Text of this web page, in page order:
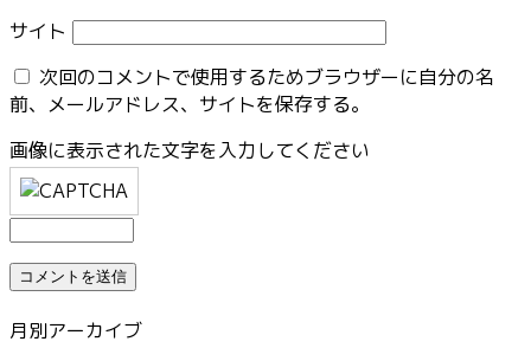
サイト
次回のコメントで使用するためブラウザーに自分の名
前、メールアドレス、サイトを保存する。
画像に表示された文字を入力してください
月別アーカイブ